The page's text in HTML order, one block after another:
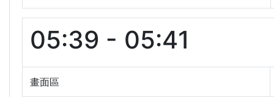
05:39 - 05:41
畫面區